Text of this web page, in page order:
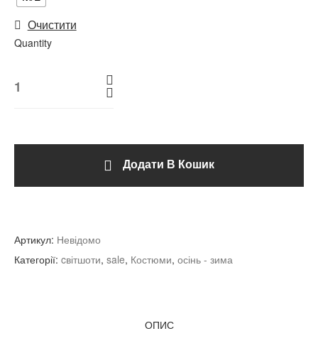
Очистити
Quantity
Додати В Кошик
Артикул: Невідомо
Категорії: cвітшоти, sale, Костюми, осінь - зима
ОПИС